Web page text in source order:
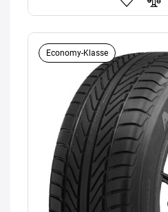
Economy-Klasse